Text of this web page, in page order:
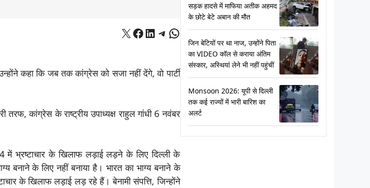
X Facebook
LinkedIn
Telegram
WhatsApp
कहा कि जब तक कांग्रेस को सजा नहीं देंगे, वो पार्टी
कांग्रेस के राष्ट्रीय उपाध्यक्ष राहुल गांधी 6 नवंबर
में भ्रष्टाचार के खिलाफ लड़ाई लड़ने के लिए दिल्ली के
बनाने के लिए नहीं बनाया है। भारत का भाग्य बनाने के
के खिलाफ लड़ाई लड़ रहे हैं। बेनामी संपत्ति, जिन्होंने
सड़क हादसे में माफिया अतीक अहमद
के छोटे बेटे अबान की मौत
जिन बेटियों पर था नाज, उन्होंने पिता
का VIDEO कॉल से कराया अंतिम
संस्कार, अस्थियां लेने भी नहीं पहुंचीं
Monsoon 2026: यूपी से दिल्ली
तक कई राज्यों में भारी बारिश का
अलर्ट